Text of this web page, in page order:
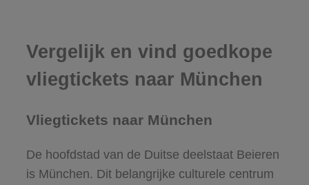
Vergelijk en vind goedkope
vliegtickets naar München
Vliegtickets naar München
De hoofdstad van de Duitse deelstaat Beieren
is München. Dit belangrijke culturele centrum